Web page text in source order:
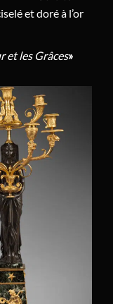
et doré à l’or
et les Grâces»